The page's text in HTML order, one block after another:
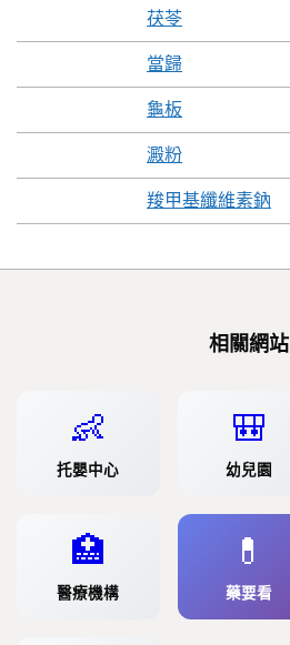
茯苓
當歸
龜板
澱粉
羧甲基纖維素鈉
相關網站
👶
托嬰中心
🎒
幼兒園
🏥
醫療機構
💊
藥要看